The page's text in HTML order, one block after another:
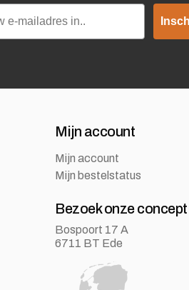
Mijn account
Mijn account
Mijn bestelstatus
Bezoek onze
Bospoort 17 A
6711 BT Ede